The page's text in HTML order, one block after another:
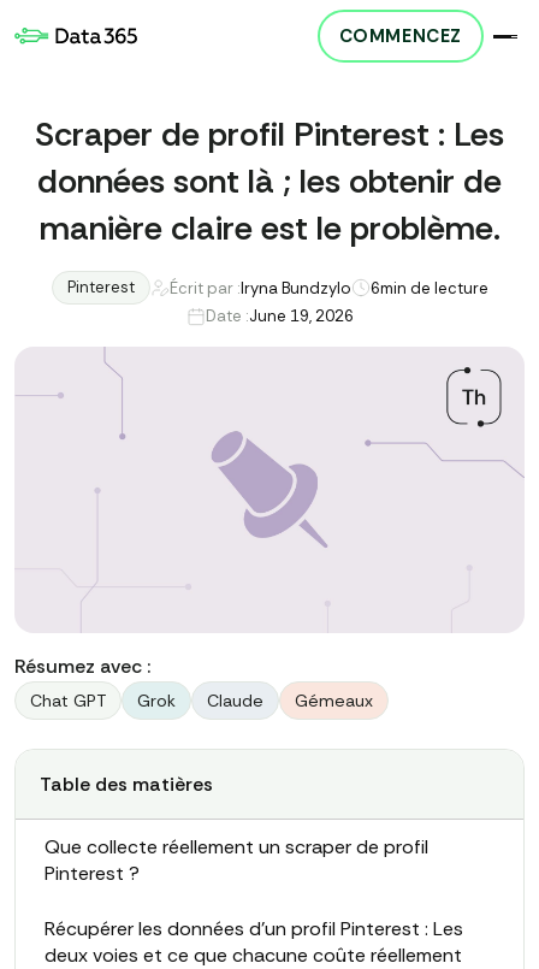
COMMENCEZ
Scraper de profil Pinterest : Les
données sont là ; les obtenir de
manière claire est le problème.
Pinterest Écrit par :Iryna Bundzylo 6min de lecture
Date :June 19, 2026
Résumez avec :
Chat GPT Grok Claude Gémeaux
Table des matières
Que collecte réellement un scraper de profil
Pinterest ?
Récupérer les données d'un profil Pinterest : Les
deux voies et ce que chacune coûte réellement